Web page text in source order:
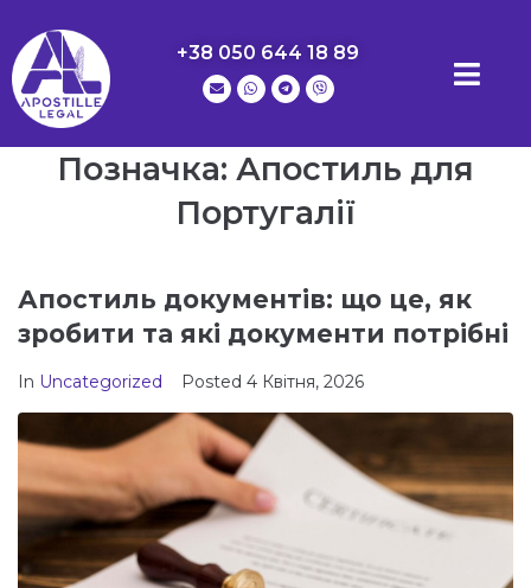
+38 050 644 18 89
Позначка: Апостиль для
Португалії
Апостиль документів: що це, як
зробити та які документи потрібні
In Uncategorized Posted 4 Квітня, 2026